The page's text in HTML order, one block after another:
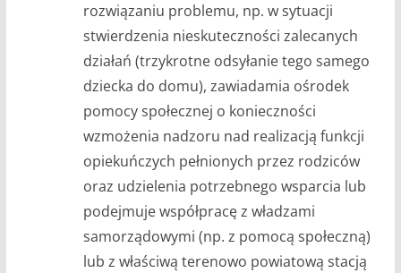
rozwiązaniu problemu, np. w sytuacji
stwierdzenia nieskuteczności zalecanych
działań (trzykrotne odsyłanie tego samego
dziecka do domu), zawiadamia ośrodek
pomocy społecznej o konieczności
wzmożenia nadzoru nad realizacją funkcji
opiekuńczych pełnionych przez rodziców
oraz udzielenia potrzebnego wsparcia lub
podejmuje współpracę z władzami
samorządowymi (np. z pomocą społeczną)
lub z właściwą terenowo powiatową stacją